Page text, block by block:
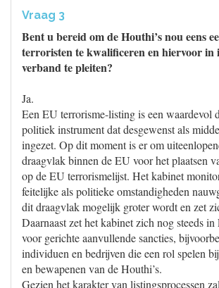
Vraag 3
Bent u bereid om de Houthi’s nou eens
terroristen te kwalificeren en hiervoor in
verband te pleiten?
Ja.
Een EU terrorisme-listing is een waardevol
politiek instrument dat desgewenst als
ingezet. Op dit moment is er om
draagvlak binnen de EU voor het plaatsen
op de EU terrorismelijst. Het kabinet
feitelijke als politieke omstandigheden
dit draagvlak mogelijk groter wordt en zet
Daarnaast zet het kabinet zich nog steeds
voor gerichte aanvullende sancties,
individuen en bedrijven die een rol spelen
en bewapenen van de Houthi’s.
Gezien het karakter van listingsprocessen